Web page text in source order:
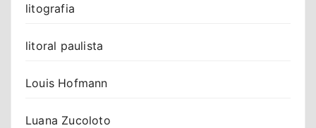
litografia
litoral paulista
Louis Hofmann
Luana Zucoloto